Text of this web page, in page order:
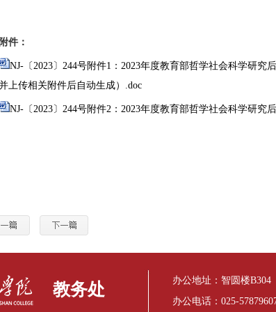
件：
NJ-〔2023〕244号附件1：2023年度教育部哲学社会科学研
上传相关附件后自动生成）.doc
NJ-〔2023〕244号附件2：2023年度教育部哲学社会科学研究
教务处
办公地址：智圆楼B304
办公电话：025-